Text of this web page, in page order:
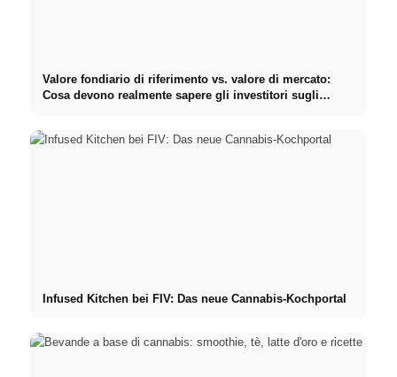
Valore fondiario di riferimento vs. valore di mercato:
Cosa devono realmente sapere gli investitori sugli
Infused Kitchen bei FIV: Das neue Cannabis-Kochportal